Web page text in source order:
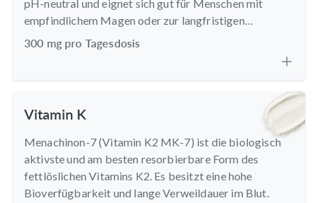
pH-neutral und eignet sich gut für Menschen mit
empfindlichem Magen oder zur langfristigen
Einnahme.
300 mg pro Tagesdosis
Vitamin K
Menachinon-7 (Vitamin K2 MK-7) ist die biologisch
aktivste und am besten resorbierbare Form des
fettlöslichen Vitamins K2. Es besitzt eine hohe
Bioverfügbarkeit und lange Verweildauer im Blut.